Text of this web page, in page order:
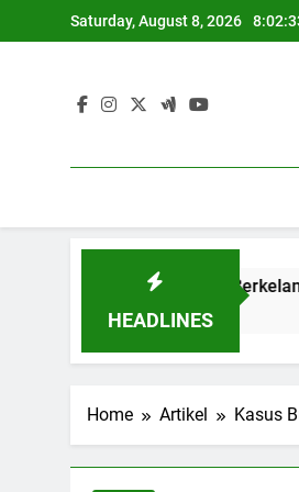
to
Saturday, August 8, 2026
HEADLINES
Depan yang Berkelanjutan
Home Artikel Kasus